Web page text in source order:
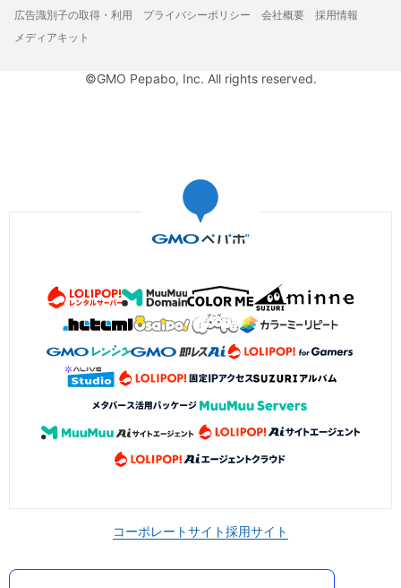
広告識別子の取得・利用
プライバシーポリシー 会社概要
採用情報
メディアキット
©GMO Pepabo, Inc. All rights reserved.
コーポレートサイト採用サイト